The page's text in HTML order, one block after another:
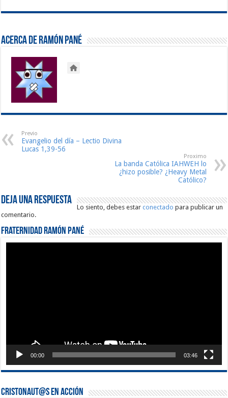
Acerca de Ramón Pané
Previo
Evangelio del día – Lectio Divina
Lucas 1,39-56
Proximo
La banda Católica IAHWEH lo
¿hizo posible? ¿Heavy Metal
Católico?
Deja una respuesta
Lo siento, debes estarconectado para publicar un
comentario.
Fraternidad Ramón Pané
00:00 03:46
Cristonaut@s en Acción